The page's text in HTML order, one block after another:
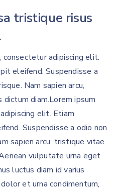
tristique risus
adipiscing elit.
eleifend. Suspendisse a
Nam sapien arcu,
diam.Lorem ipsum
elit. Etiam
Suspendisse a odio non
sapien arcu, tristique vitae
vulputate urna eget
luctus diam id varius
et urna condimentum,